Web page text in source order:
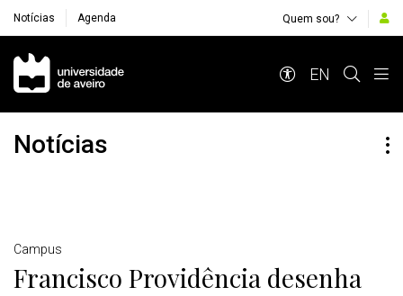
Notícias Agenda Quem sou?
Navegação Principal
EN
Notícias
Detalhes
Campus
Francisco Providência desenha